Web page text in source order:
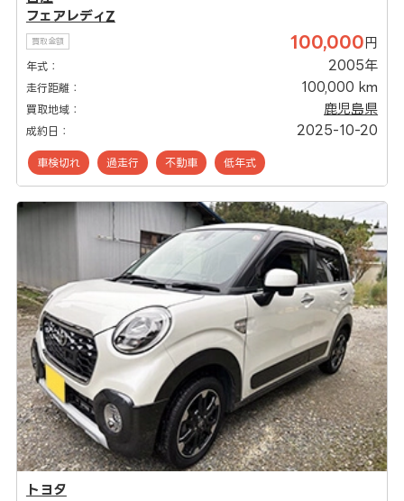
フェアレディZ
買取金額 100,000 円
年式： 2005年
走行距離： 100,000 km
買取地域： 鹿児島県
成約日： 2025-10-20
車検切れ 過走行 不動車 低年式
トヨタ